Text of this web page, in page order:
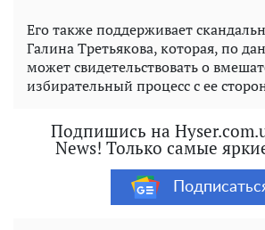
Его также поддерживает
Галина Третьякова, которая, по
может свидетельствовать о
избирательный процесс с ее
Подпишись на
News! Только самые